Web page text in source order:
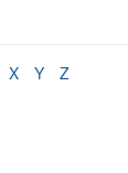
X Y
Z